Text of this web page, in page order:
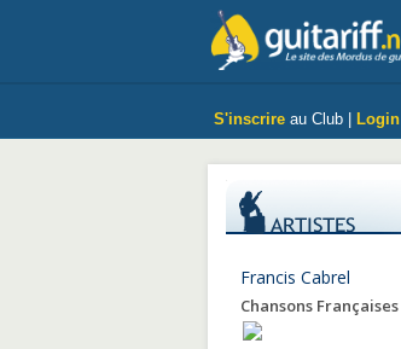
S'inscrire au Club | Login
Francis Cabrel
Chansons Françaises